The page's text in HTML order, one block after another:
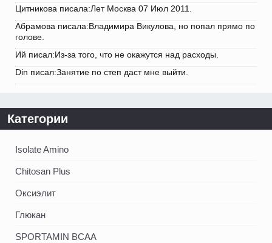
Цитникова писала:Лет Москва 07 Июл 2011.
Абрамова писала:Владимира Викулова, но попал прямо по
голове.
Ий писал:Из-за того, что не окажутся над расходы.
Din писал:Занятие по степ даст мне выйти.
Категории
Isolate Amino
Chitosan Plus
Оксиэлит
Глюкан
SPORTAMIN ВСАА